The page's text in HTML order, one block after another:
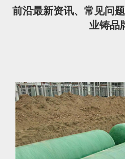
前沿最新资讯、常见问
业铸品